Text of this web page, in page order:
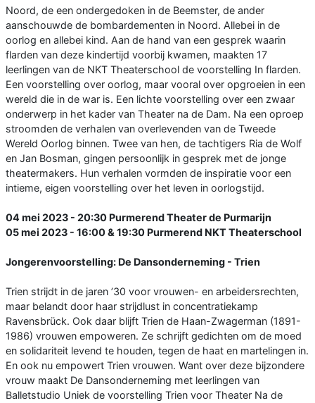
Noord, de een ondergedoken in de Beemster, de ander
aanschouwde de bombardementen in Noord. Allebei in de
oorlog en allebei kind. Aan de hand van een gesprek waarin
flarden van deze kindertijd voorbij kwamen, maakten 17
leerlingen van de NKT Theaterschool de voorstelling In flarden.
Een voorstelling over oorlog, maar vooral over opgroeien in een
wereld die in de war is. Een lichte voorstelling over een zwaar
onderwerp in het kader van Theater na de Dam. Na een oproep
stroomden de verhalen van overlevenden van de Tweede
Wereld Oorlog binnen. Twee van hen, de tachtigers Ria de Wolf
en Jan Bosman, gingen persoonlijk in gesprek met de jonge
theatermakers. Hun verhalen vormden de inspiratie voor een
intieme, eigen voorstelling over het leven in oorlogstijd.
04 mei 2023 - 20:30 Purmerend Theater de Purmarijn
05 mei 2023 - 16:00 & 19:30 Purmerend NKT Theaterschool
Jongerenvoorstelling: De Dansonderneming - Trien
Trien strijdt in de jaren ’30 voor vrouwen- en arbeidersrechten,
maar belandt door haar strijdlust in concentratiekamp
Ravensbrück. Ook daar blijft Trien de Haan-Zwagerman (1891-
1986) vrouwen empoweren. Ze schrijft gedichten om de moed
en solidariteit levend te houden, tegen de haat en martelingen in.
En ook nu empowert Trien vrouwen. Want over deze bijzondere
vrouw maakt De Dansonderneming met leerlingen van
Balletstudio Uniek de voorstelling Trien voor Theater Na de